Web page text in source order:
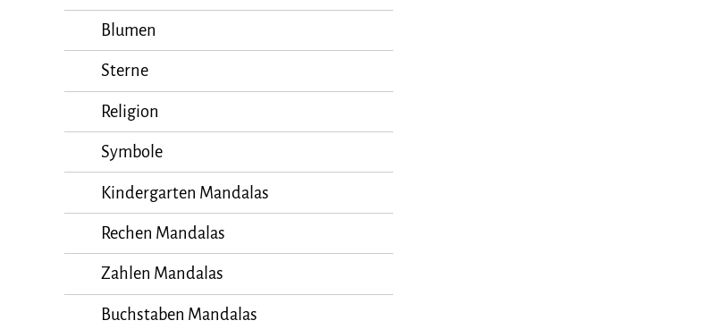
Blumen
Sterne
Religion
Symbole
Kindergarten Mandalas
Rechen Mandalas
Zahlen Mandalas
Buchstaben Mandalas